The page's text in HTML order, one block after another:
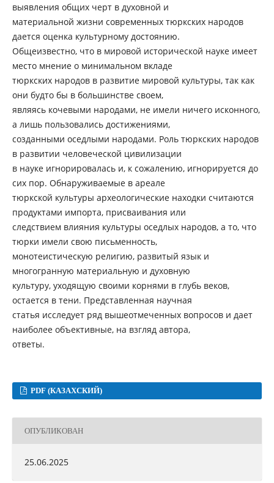
выявления общих черт в духовной и
материальной жизни современных тюркских народов
дается оценка культурному достоянию.
Общеизвестно, что в мировой исторической науке имеет
место мнение о минимальном вкладе
тюркских народов в развитие мировой культуры, так как
они будто бы в большинстве своем,
являясь кочевыми народами, не имели ничего исконного,
а лишь пользовались достижениями,
созданными оседлыми народами. Роль тюркских народов
в развитии человеческой цивилизации
в науке игнорировалась и, к сожалению, игнорируется до
сих пор. Обнаруживаемые в ареале
тюркской культуры археологические находки считаются
продуктами импорта, присваивания или
следствием влияния культуры оседлых народов, а то, что
тюрки имели свою письменность,
монотеистическую религию, развитый язык и
многогранную материальную и духовную
культуру, уходящую своими корнями в глубь веков,
остается в тени. Представленная научная
статья исследует ряд вышеотмеченных вопросов и дает
наиболее объективные, на взгляд автора,
ответы.
PDF (КАЗАХСКИЙ)
ОПУБЛИКОВАН
25.06.2025